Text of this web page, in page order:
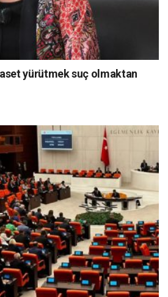
yürütmek suç olmaktan